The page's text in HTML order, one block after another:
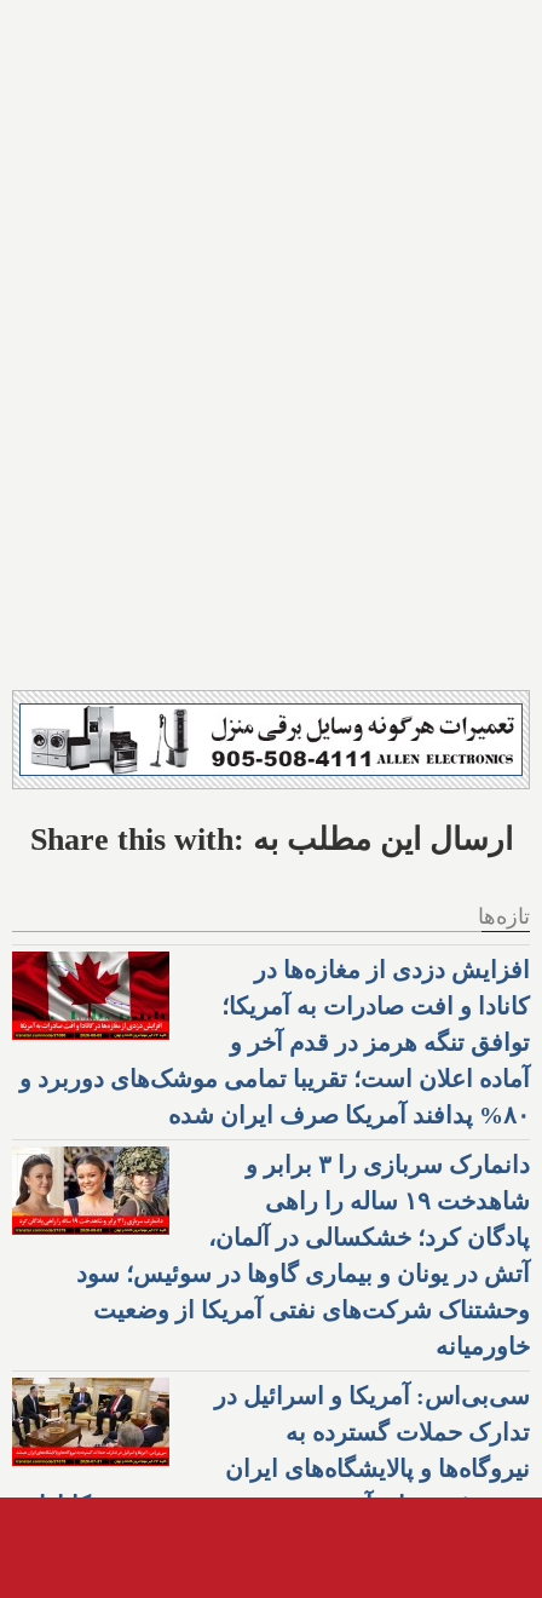
Share this with: ارسال این مطلب به
تازه‌ها
افزایش دزدی از مغازه‌ها در
کانادا و افت صادرات به آمریکا؛
توافق تنگه هرمز در قدم آخر و
آماده اعلان است؛ تقریبا تمامی موشک‌های دوربرد و
۸۰% پدافند آمریکا صرف ایران شده
دانمارک سربازی را ۳ برابر و
شاهدخت ۱۹ ساله را راهی
پادگان کرد؛ خشکسالی در آلمان،
آتش در یونان و بیماری گاوها در سوئیس؛ سود
وحشتناک شرکت‌های نفتی آمریکا از وضعیت
خاورمیانه
سی‌بی‌اس: آمریکا و اسرائیل در
تدارک حملات گسترده به
نیروگاه‌ها و پالایشگاه‌های ایران
هستند؛ پرستار، آرمین عزیزی مهر، در تورنتو کانادا